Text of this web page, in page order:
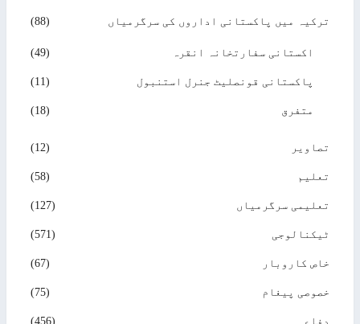
ترکیہ میں پاکستانی اداروں کی سرگرمیاں (88)
اکستانی سفارتخانہ انقرہ (49)
پاکستانی قونصلیٹ جنرل استنبول (11)
متفرق (18)
تصاویر (12)
تعلیم (58)
تعلیمی سرگرمیاں (127)
ٹیکنالوجی (571)
خاص کاروبار (67)
خصوصی پیغام (75)
دفاع (456)